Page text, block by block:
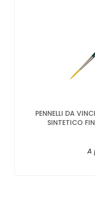
PENNELLI DA
SINTETICO
A